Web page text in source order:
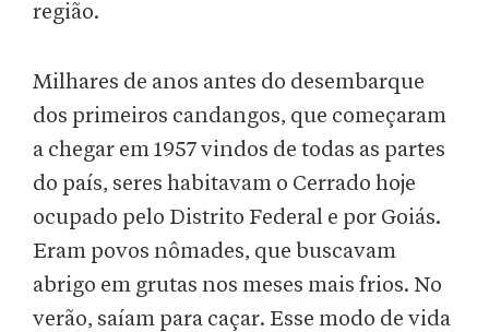
região.
Milhares de anos antes do desembarque
dos primeiros candangos, que começaram
a chegar em 1957 vindos de todas as partes
do país, seres habitavam o Cerrado hoje
ocupado pelo Distrito Federal e por Goiás.
Eram povos nômades, que buscavam
abrigo em grutas nos meses mais frios. No
verão, saíam para caçar. Esse modo de vida